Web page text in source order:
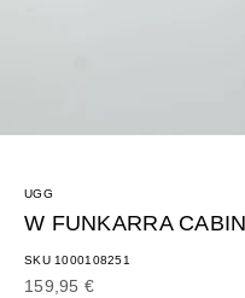
UGG
W FUNKARRA
SKU 1000108251
Prix de vente
159,95 €